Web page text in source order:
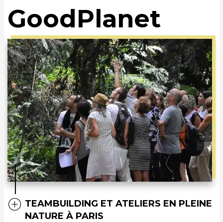
GoodPlanet
TEAMBUILDING ET ATELIERS EN PLEINE
NATURE À PARIS